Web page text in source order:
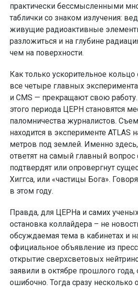
практически бессмысленными
таблички со знаком излучения:
живущие радиоактивные
разложиться и на глубине
чем на поверхности.
Как только ускорительное кольцо
все четыре главных
и CMS — прекращают свою
этого периода ЦЕРН становятся
паломничества журналистов.
находится в эксперименте ATLAS
метров под землей. Именно
ответят на самый главный вопрос
подтвердят или опровергнут
Хиггса, или «частицы Бога».
в этом году.
Правда, для ЦЕРНа и самих
остановка коллайдера – не
обсуждаемая тема в кабинетах и
официальное объявление из
открытие сверхсветовых
заявили в октябре прошлого года,
ошибочно. Тогда сразу несколько